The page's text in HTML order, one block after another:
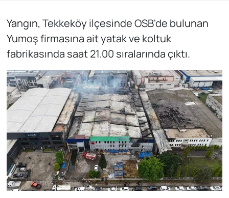
Yangın, Tekkeköy ilçesinde OSB'de bulunan
Yumoş firmasına ait yatak ve koltuk
fabrikasında saat 21.00 sıralarında çıktı.
Yerel